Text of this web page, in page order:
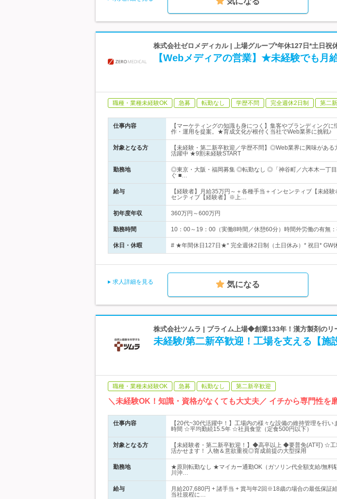
株式会社ゼロメディカル | 上場グループ*年休127日*土日祝
【Webメディアの営業】★未経験でも月
職種・業種未経験OK 急募 転勤なし 学歴不問 完全週休2日制 第二
仕事内容
【マーケティングの知識も身につく】集客やブランディング
作・運用を提案。★育成文化が根付く当社でWeb業界に挑戦♪
対象となる方
【未経験・第二新卒歓迎／学歴不問】◎Web業界に興味があ
活躍中 ★9割未経験START
勤務地
◎東京・大阪・福岡募集 ◎転勤なし ◎「神谷町／六本木一丁
ぐ ■…
給与
【経験者】月給35万円～＋各種手当＋インセンティブ【未経
センティブ【経験者】※上…
初年度年収 360万円～600万円
勤務時間 10：00～19：00（実働8時間／休憩60分）時間外労働の有無
休日・休暇 # ★年間休日127日★* 完全週休2日制（土日休み）* 祝日* GW
求人詳細を見る 気になる
株式会社ツムラ | プライム上場◆創業133年！漢方製剤のリ
未経験/第二新卒歓迎！工場を支える【施
職種・業種未経験OK 急募 転勤なし 第二新卒歓迎
＼未経験OK！知識・資格がなくても大丈夫／ イチから専門性を
仕事内容
【20代~30代活躍中！】工場内の様々な設備の維持管理を行
時間 ☆平均勤続15.5年 ☆社員食堂（定食500円以下）
対象となる方
【未経験者・第二新卒歓迎！】◆高卒以上 ◆要普免(AT可) ☆
活かせます！ 人物＆意欲重視◎育成前提の大型採用
勤務地
★原則転勤なし ★マイカー通勤OK（ガソリン代全額支給/無料
川沖…
給与
月給207,680円 + 諸手当 + 賞与年2回※18歳の場合の最低保証
当社規程に…